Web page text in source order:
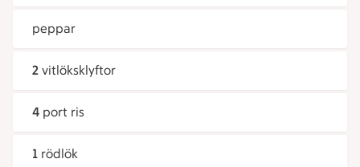
peppar
2 vitlöksklyftor
4 port ris
1 rödlök